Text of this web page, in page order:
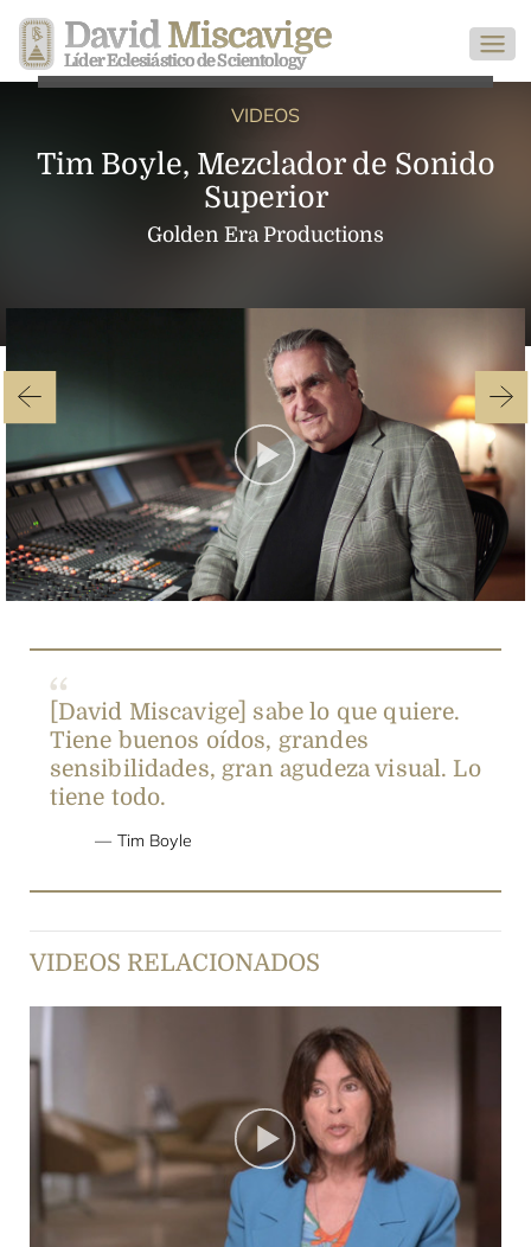
David Miscavige
Líder Eclesiástico de Scientology
VIDEOS
Tim Boyle, Mezclador de Sonido
Superior
Golden Era Productions
Play
Video
[David Miscavige] sabe lo que quiere.
Tiene buenos oídos, grandes
sensibilidades, gran agudeza visual. Lo
tiene todo.
Tim Boyle
VIDEOS RELACIONADOS